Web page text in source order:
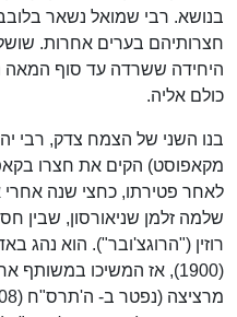
בנושא. רבי שמואל נשאר
חצרותיהם בערים אחרות.
כולם אליה.
בנו השני של הצמח צדק, רבי
מקאפוסט) הקים את חצרו
לאחר פטירתו, כחצי שנה אחרי
שלמה זלמן שניאורסון, שבין
רוזין ("הרוגצ'ובר"). הוא נהג
(1900), אז המשיכו במשותף